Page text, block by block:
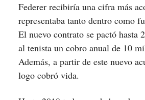
Federer recibiría una cifra más
representaba tanto dentro como
El nuevo contrato se pactó hasta
al tenista un cobro anual de 10
Además, a partir de este nuevo
logo cobró vida.